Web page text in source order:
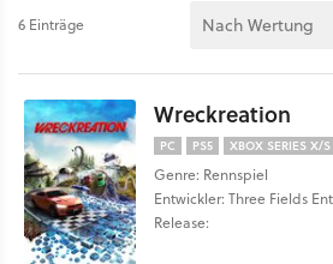
6 Einträge
Wreckreation
PC PS5 XBOX SERIES X/S
Genre: Rennspiel
Entwickler: Three Fields
Release: